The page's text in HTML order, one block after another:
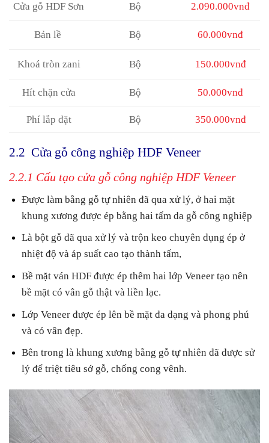
Cửa gỗ HDF Sơn Bộ 2.090.000vnđ
Bản lề Bộ 60.000vnđ
Khoá tròn zani Bộ 150.000vnđ
Hít chặn cửa Bộ 50.000vnđ
Phí lắp đặt Bộ 350.000vnđ
2.2 Cửa gỗ công nghiệp HDF Veneer
2.2.1 Cấu tạo cửa gỗ công nghiệp HDF Veneer
Được làm bằng gỗ tự nhiên đã qua xử lý, ở hai mặt
khung xương được ép bằng hai tấm da gỗ công nghiệp
Là bột gỗ đã qua xử lý và trộn keo chuyên dụng ép ở
nhiệt độ và áp suất cao tạo thành tấm,
Bề mặt ván HDF được ép thêm hai lớp Veneer tạo nên
bề mặt có vân gỗ thật và liền lạc.
Lớp Veneer được ép lên bề mặt đa dạng và phong phú
và có vân đẹp.
Bên trong là khung xương bằng gỗ tự nhiên đã được sử
lý để triệt tiêu sớ gỗ, chống cong vênh.